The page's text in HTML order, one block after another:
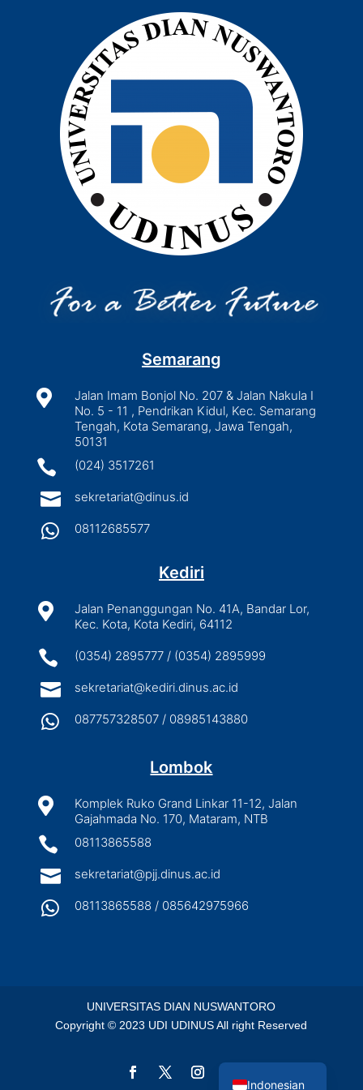
Semarang

Jalan Imam Bonjol No. 207 & Jalan Nakula I
No. 5 - 11 , Pendrikan Kidul, Kec. Semarang
Tengah, Kota Semarang, Jawa Tengah,
50131
 (024) 3517261
 sekretariat@dinus.id
 08112685577
Kediri

Jalan Penanggungan No. 41A, Bandar Lor,
Kec. Kota, Kota Kediri, 64112
 (0354) 2895777 / (0354) 2895999
 sekretariat@kediri.dinus.ac.id
 087757328507 / 08985143880
Lombok

Komplek Ruko Grand Linkar 11-12, Jalan
Gajahmada No. 170, Mataram, NTB
 08113865588
 sekretariat@pjj.dinus.ac.id
 08113865588 / 085642975966
UNIVERSITAS DIAN NUSWANTORO
Copyright © 2023 UDI UDINUS All right Reserved
Indonesian